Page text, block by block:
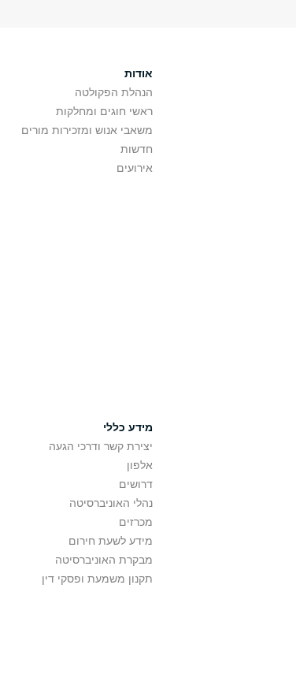
אודות
הנהלת הפקולטה
ראשי חוגים ומחלקות
משאבי אנוש ומזכירות מורים
חדשות
אירועים
מידע כללי
יצירת קשר ודרכי הגעה
אלפון
דרושים
נהלי האוניברסיטה
מכרזים
מידע לשעת חירום
מבקרת האוניברסיטה
תקנון משמעת ופסקי דין